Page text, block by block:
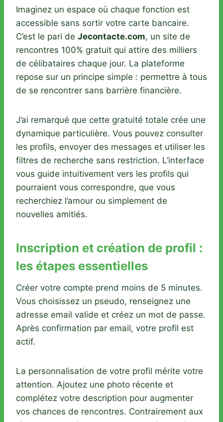
Imaginez un espace où chaque fonction est
accessible sans sortir votre carte bancaire.
C’est le pari de Jecontacte.com, un site de
rencontres 100% gratuit qui attire des milliers
de célibataires chaque jour. La plateforme
repose sur un principe simple : permettre à tous
de se rencontrer sans barrière financière.
J’ai remarqué que cette gratuité totale crée une
dynamique particulière. Vous pouvez consulter
les profils, envoyer des messages et utiliser les
filtres de recherche sans restriction. L’interface
vous guide intuitivement vers les profils qui
pourraient vous correspondre, que vous
recherchiez l’amour ou simplement de
nouvelles amitiés.
Inscription et création de profil :
les étapes essentielles
Créer votre compte prend moins de 5 minutes.
Vous choisissez un pseudo, renseignez une
adresse email valide et créez un mot de passe.
Après confirmation par email, votre profil est
actif.
La personnalisation de votre profil mérite votre
attention. Ajoutez une photo récente et
complétez votre description pour augmenter
vos chances de rencontres. Contrairement aux